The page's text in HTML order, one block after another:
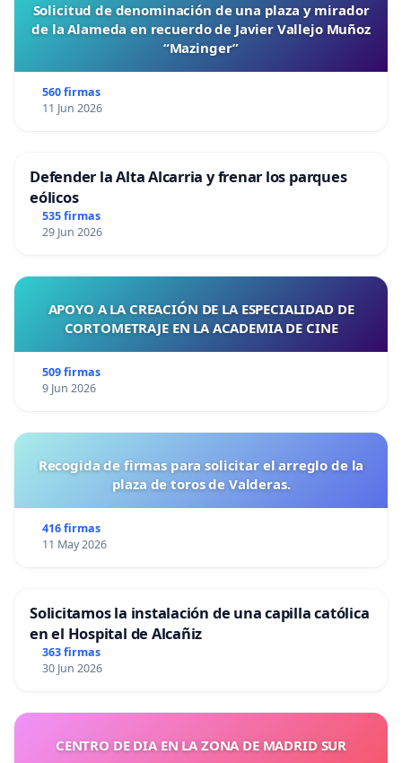
Solicitud de denominación de una plaza y mirador
de la Alameda en recuerdo de Javier Vallejo Muñoz
“Mazinger”
560 firmas
11 Jun 2026
Defender la Alta Alcarria y frenar los parques
eólicos
535 firmas
29 Jun 2026
APOYO A LA CREACIÓN DE LA ESPECIALIDAD DE
CORTOMETRAJE EN LA ACADEMIA DE CINE
509 firmas
9 Jun 2026
Recogida de firmas para solicitar el arreglo de la
plaza de toros de Valderas.
416 firmas
11 May 2026
Solicitamos la instalación de una capilla católica
en el Hospital de Alcañiz
363 firmas
30 Jun 2026
CENTRO DE DIA EN LA ZONA DE MADRID SUR